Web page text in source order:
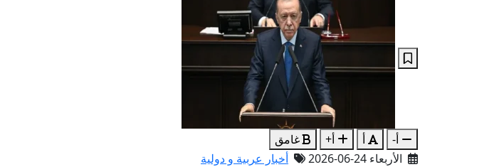
أ- أ أ+
غامق
الأربعاء 24-06-2026
أخبار عربية و دولية